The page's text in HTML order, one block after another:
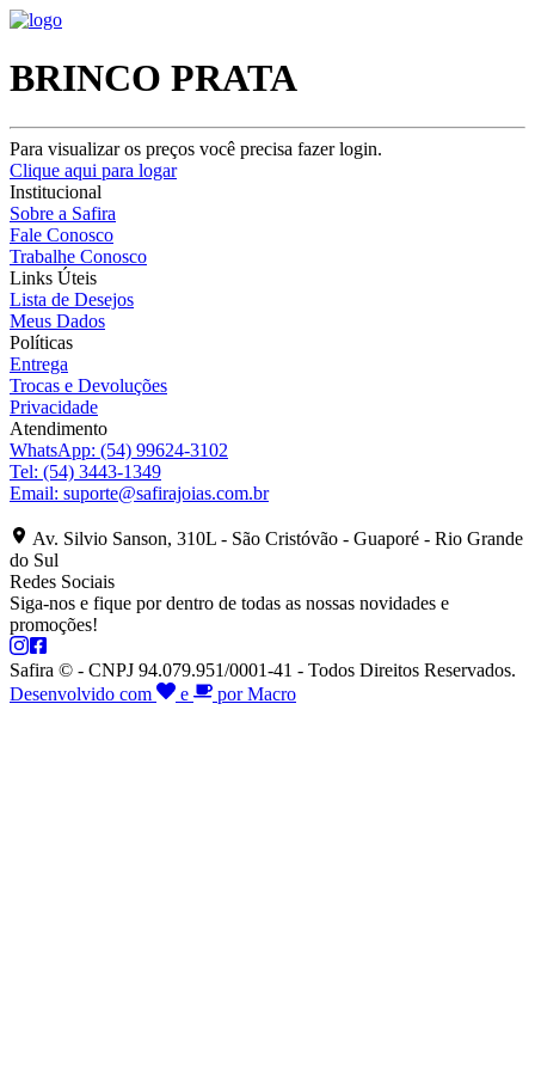
BRINCO PRATA
Para visualizar os preços você precisa fazer login.
Clique aqui para logar
Institucional
Sobre a Safira
Fale Conosco
Trabalhe Conosco
Links Úteis
Lista de Desejos
Meus Dados
Políticas
Entrega
Trocas e Devoluções
Privacidade
Atendimento
WhatsApp: (54) 99624-3102
Tel: (54) 3443-1349
Email: suporte@safirajoias.com.br
Av. Silvio Sanson, 310L - São Cristóvão - Guaporé - Rio Grande
do Sul
Redes Sociais
Siga-nos e fique por dentro de todas as nossas novidades e
promoções!
Safira © - CNPJ 94.079.951/0001-41 - Todos Direitos Reservados.
Desenvolvido com
e por Macro